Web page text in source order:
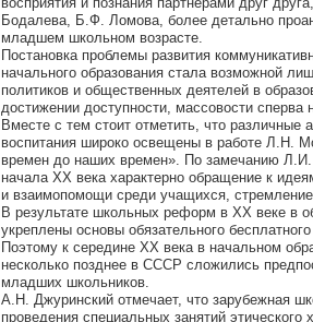
Бодалева, Б.Ф. Ломова, более детально
младшем школьном возрасте.
Постановка проблемы развития
начального образования стала возможной
политиков и общественных деятелей в
достижении доступности, массовости
Вместе с тем стоит отметить, что
воспитания широко освещены в работе Л.Н.
времен до наших времен». По замечанию Л.И.
начала ХХ века характерно обращение к
и взаимопомощи среди учащихся,
В результате школьных реформ в ХХ веке в
укреплены основы обязательного
Поэтому к середине XX века в начальном
несколько позднее в СССР сложились
младших школьников.
А.Н. Джуринский отмечает, что зарубежная
проведения специальных занятий